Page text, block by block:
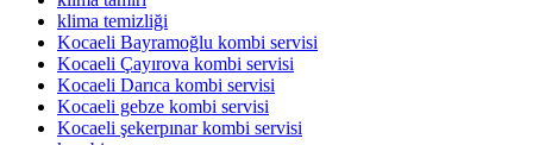
klima temizliği
Kocaeli Bayramoğlu kombi servisi
Kocaeli Çayırova kombi servisi
Kocaeli Darıca kombi servisi
Kocaeli gebze kombi servisi
Kocaeli şekerpınar kombi servisi